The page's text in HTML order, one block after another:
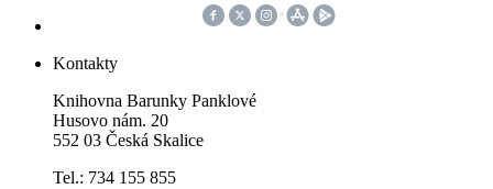
Kontakty
Knihovna Barunky Panklové
Husovo nám. 20
552 03 Česká Skalice
Tel.: 734 155 855